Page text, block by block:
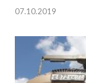
07.10.2019